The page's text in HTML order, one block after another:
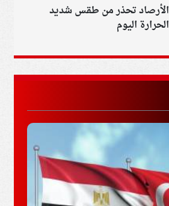
الأرصاد تحذر من طقس شديد
الحرارة اليوم